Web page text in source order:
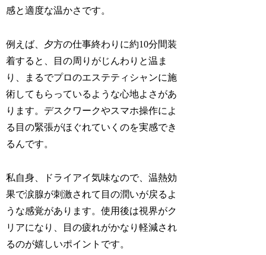
感と適度な温かさです。
例えば、夕方の仕事終わりに約10分間装
着すると、目の周りがじんわりと温ま
り、まるでプロのエステティシャンに施
術してもらっているような心地よさがあ
ります。デスクワークやスマホ操作によ
る目の緊張がほぐれていくのを実感でき
るんです。
私自身、ドライアイ気味なので、温熱効
果で涙腺が刺激されて目の潤いが戻るよ
うな感覚があります。使用後は視界がク
リアになり、目の疲れがかなり軽減され
るのが嬉しいポイントです。